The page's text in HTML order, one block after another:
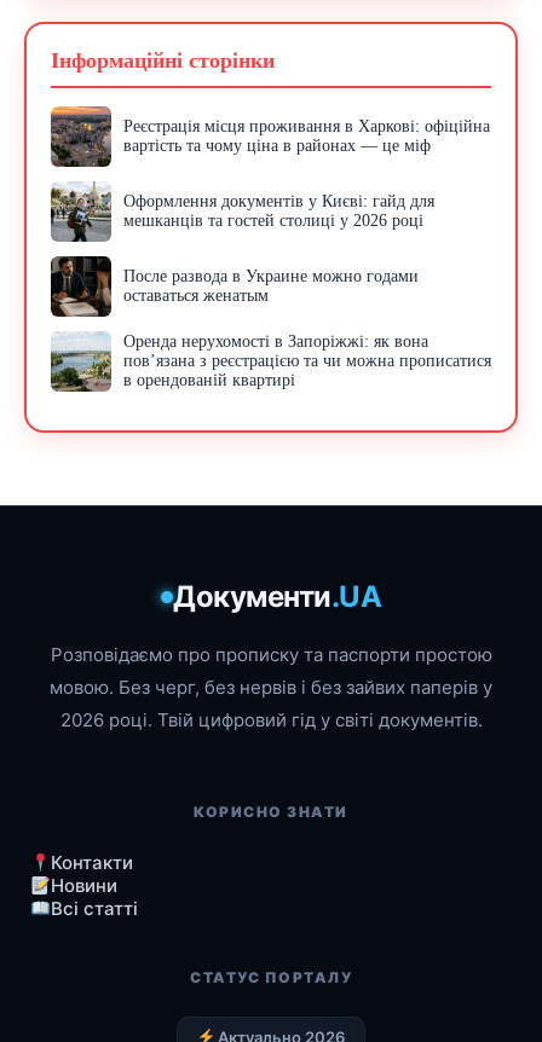
Інформаційні сторінки
Реєстрація місця проживання в Харкові: офіційна
вартість та чому ціна в районах — це міф
Оформлення документів у Києві: гайд для
мешканців та гостей столиці у 2026 році
После развода в Украине можно годами
оставаться женатым
Оренда нерухомості в Запоріжжі: як вона
пов’язана з реєстрацією та чи можна прописатися
в орендованій квартирі
Документи.UA
Розповідаємо про прописку та паспорти простою
мовою. Без черг, без нервів і без зайвих паперів у
2026 році. Твій цифровий гід у світі документів.
КОРИСНО ЗНАТИ
Контакти
Новини
Всі статті
СТАТУС ПОРТАЛУ
Актуально 2026